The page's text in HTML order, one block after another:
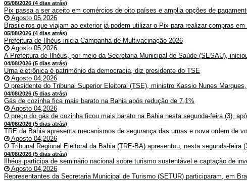
05/08/2026 (4 dias atrás)
Pix passa a ser aceito em comércios de oito países e amplia opções de
Agosto 05,2026
Brasileiros que viajam ao exterior já podem utilizar o Pix para realizar compras
05/08/2026 (4 dias atrás)
Prefeitura de Ilhéus inicia Campanha de Multivacinação 2026
Agosto 05,2026
A Prefeitura de Ilhéus, por meio da Secretaria Municipal de Saúde (SESAU),
04/08/2026 (5 dias atrás)
Urna eletrônica é patrimônio da democracia, diz presidente do TSE
Agosto 04,2026
O presidente do Tribunal Superior Eleitoral (TSE), ministro Kassio Nunes
04/08/2026 (5 dias atrás)
Gás de cozinha fica mais barato na Bahia após redução de 7,1%
Agosto 04,2026
O preço do gás de cozinha ficou mais barato na Bahia nesta segunda-feira (3),
04/08/2026 (5 dias atrás)
TRE da Bahia apresenta mecanismos de segurança das urnas e nova ordem de
Agosto 04,2026
O Tribunal Regional Eleitoral da Bahia (TRE-BA) apresentou, nesta segunda-
04/08/2026 (5 dias atrás)
Ilhéus participa de seminário nacional sobre turismo sustentável e captação de
Agosto 04,2026
Representantes da Secretaria Municipal de Turismo (SETUR) participaram, em